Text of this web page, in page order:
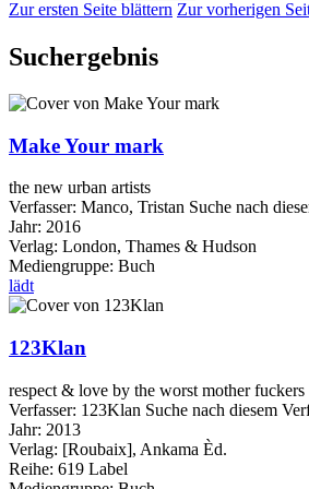
Zur ersten Seite blättern Zur vorherigen
Suchergebnis
Make Your mark
the new urban artists
Verfasser: Manco, Tristan Suche nach
Jahr: 2016
Verlag: London, Thames & Hudson
Mediengruppe: Buch
lädt
123Klan
respect & love by the worst mother fuckers
Verfasser: 123Klan Suche nach diesem
Jahr: 2013
Verlag: [Roubaix], Ankama Èd.
Reihe: 619 Label